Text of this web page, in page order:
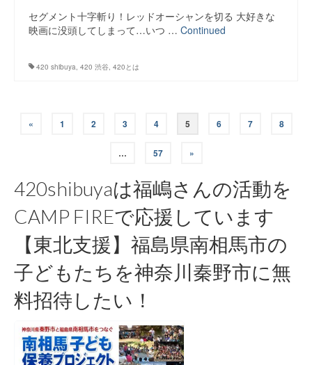
セグメント十字斬り！レッドオーシャンを切る 大好きな
映画に没頭してしまって…いつ … Continued
420 shibuya, 420 渋谷, 420とは
投
ナ
ビ
ゲ
ー
シ
ョ
ン
« 1 2 3 4 5 6 7 8
… 57 »
420shibuyaは福嶋さんの活動を
CAMP FIREで応援しています
【東北支援】福島県南相馬市の
子どもたちを神奈川秦野市に無
料招待したい！